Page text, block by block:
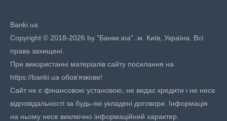
Banki.ua
Copyright © 2018-2026 by "Банки.юа". м. Київ, Україна. Всі
права захищені.
При використанні матеріалів сайту посилання на
https://banki.ua обов'язкове!
Сайт не є фінансовою установою, не видає кредити і не несе
відповідальності за будь-які укладені договори. Інформація
на ньому несе виключно інформаційний характер.